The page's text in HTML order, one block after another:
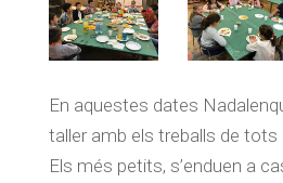
En aquestes dates
taller amb els treballs de tots
Els més petits, s’enduen a